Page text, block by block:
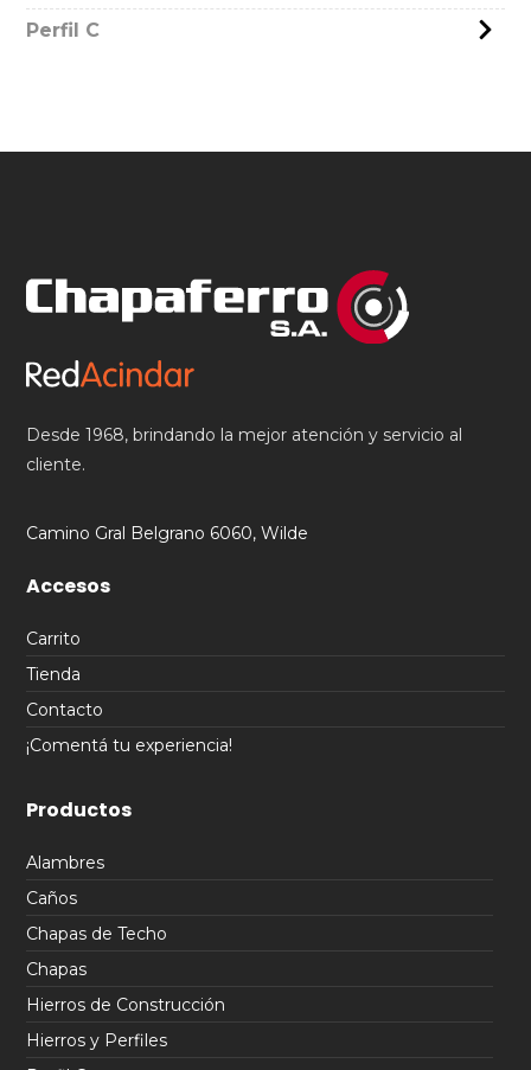
Perfil C
Desde 1968, brindando la mejor atención y servicio al
cliente.
Camino Gral Belgrano 6060, Wilde
Accesos
Carrito
Tienda
Contacto
¡Comentá tu experiencia!
Productos
Alambres
Caños
Chapas de Techo
Chapas
Hierros de Construcción
Hierros y Perfiles